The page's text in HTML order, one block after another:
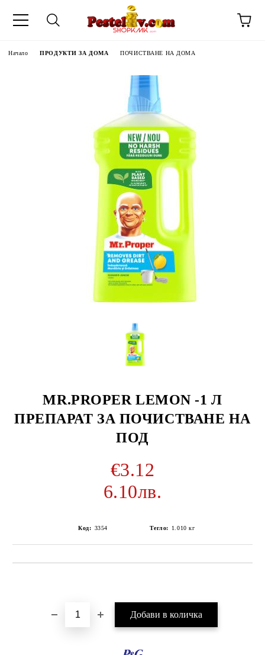
Начало ПРОДУКТИ ЗА ДОМА ПОЧИСТВАНЕ НА ДОМА
MR.PROPER LEMON -1 Л
ПРЕПАРАТ ЗА ПОЧИСТВАНЕ НА
ПОД
€3.12
6.10лв.
Код: 3354 Тегло: 1.010 кг